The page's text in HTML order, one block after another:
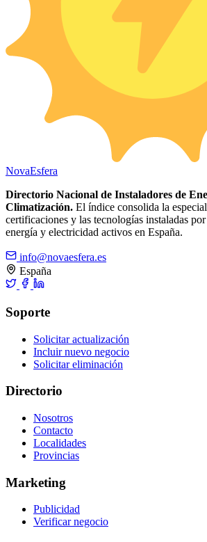
NovaEsfera
Directorio Nacional de Instaladores de
Climatización. El índice consolida la
certificaciones y las tecnologías instaladas
energía y electricidad activos en España.
info@novaesfera.es
España
Soporte
Solicitar actualización
Incluir nuevo negocio
Solicitar eliminación
Directorio
Nosotros
Contacto
Localidades
Provincias
Marketing
Publicidad
Verificar negocio